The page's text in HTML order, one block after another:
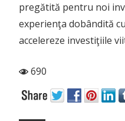
pregătită pentru noi
experienţa dobândită
accelereze investiţiile
690